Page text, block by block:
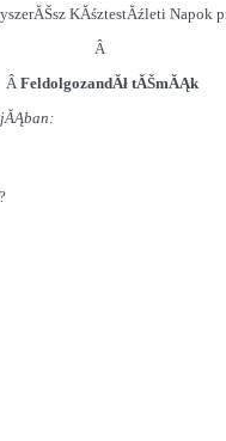
KĂśztestĂźleti Napok
Â
Â FeldolgozandĂł tĂŠmĂĄk